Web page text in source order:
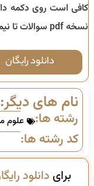
کافی است روی دکمه
نسخه pdf سوالات تا
نیم
دانلود رایگان
نام های دیگر:
رشته ها: علوم
کد رشته ها:
برای دانلود